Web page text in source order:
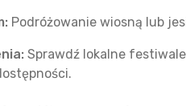
Podróżowanie wiosną lub
Sprawdź lokalne